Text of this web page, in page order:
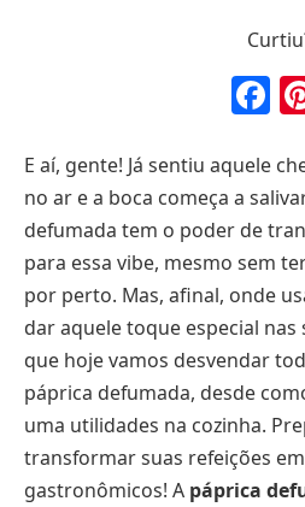
E aí, gente! Já sentiu aquele
no ar e a boca começa a
defumada tem o poder de
para essa vibe, mesmo sem
por perto. Mas, afinal, onde
dar aquele toque especial nas
que hoje vamos desvendar
páprica defumada, desde
uma utilidades na cozinha.
transformar suas refeições
gastronômicos! A páprica